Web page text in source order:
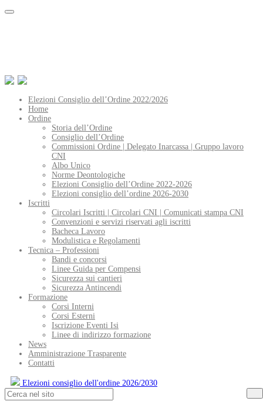
Elezioni Consiglio dell’Ordine 2022/2026
Home
Ordine
Storia dell’Ordine
Consiglio dell’Ordine
Commissioni Ordine | Delegato Inarcassa | Gruppo lavoro
CNI
Albo Unico
Norme Deontologiche
Elezioni Consiglio dell’Ordine 2022-2026
Elezioni consiglio dell’ordine 2026-2030
Iscritti
Circolari Iscritti | Circolari CNI | Comunicati stampa CNI
Convenzioni e servizi riservati agli iscritti
Bacheca Lavoro
Modulistica e Regolamenti
Tecnica – Professioni
Bandi e concorsi
Linee Guida per Compensi
Sicurezza sui cantieri
Sicurezza Antincendi
Formazione
Corsi Interni
Corsi Esterni
Iscrizione Eventi Isi
Linee di indirizzo formazione
News
Amministrazione Trasparente
Contatti
Elezioni consiglio dell'ordine 2026/2030